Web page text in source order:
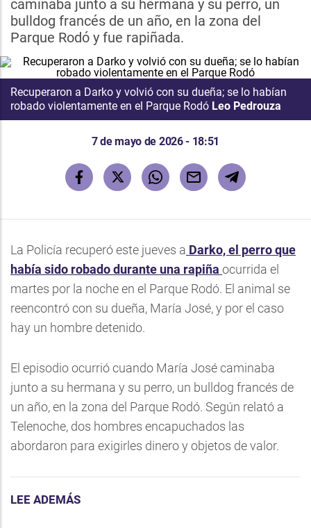
caminaba junto a su hermana y su perro, un
bulldog francés de un año, en la zona del
Parque Rodó y fue rapiñada.
Recuperaron a Darko y volvió con su dueña; se lo habían
robado violentamente en el Parque Rodó Leo Pedrouza
7 de mayo de 2026 - 18:51
La Policía recuperó este jueves a Darko, el perro que
había sido robado durante una rapiña ocurrida el
martes por la noche en el Parque Rodó. El animal se
reencontró con su dueña, María José, y por el caso
hay un hombre detenido.
El episodio ocurrió cuando María José caminaba
junto a su hermana y su perro, un bulldog francés de
un año, en la zona del Parque Rodó. Según relató a
Telenoche, dos hombres encapuchados las
abordaron para exigirles dinero y objetos de valor.
LEE ADEMÁS